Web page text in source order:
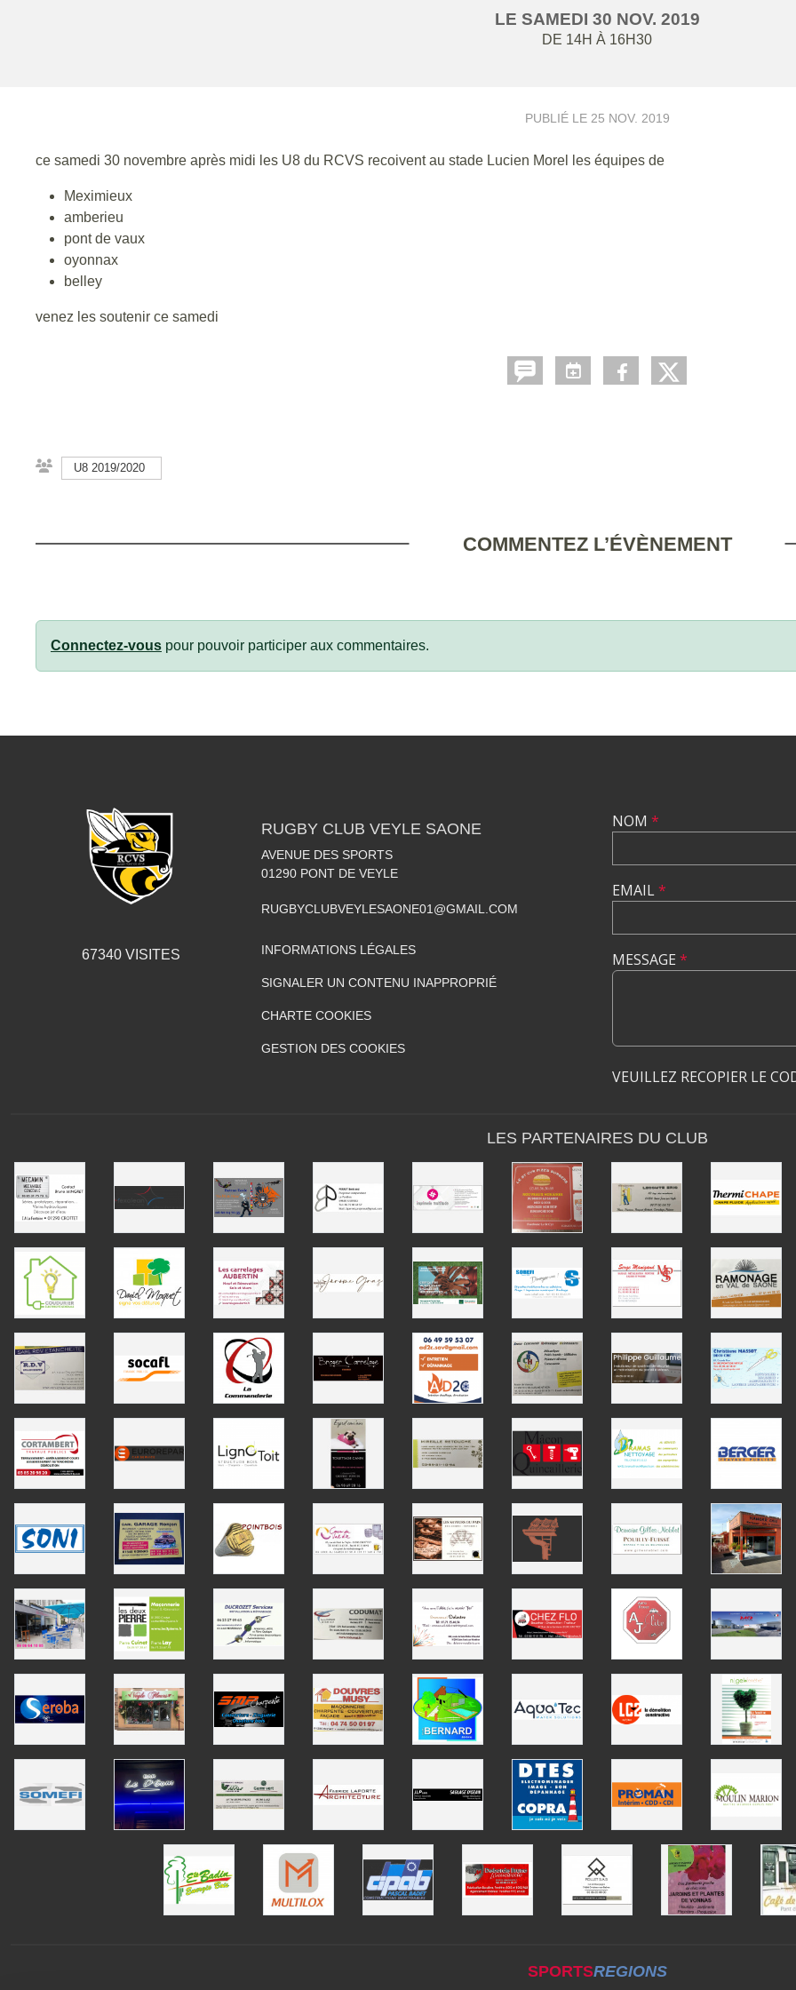
LE SAMEDI 30 NOV. 2019
DE 14H À 16H30
PUBLIÉ LE 25 NOV. 2019
ce samedi 30 novembre après midi les U8 du RCVS recoivent au stade Lucien Morel les équipes de
Meximieux
amberieu
pont de vaux
oyonnax
belley
venez les soutenir ce samedi
U8 2019/2020
COMMENTEZ L’ÉVÈNEMENT
Connectez-vous pour pouvoir participer aux commentaires.
67340VISITES
RUGBY CLUB VEYLE SAONE
AVENUE DES SPORTS
01290 PONT DE VEYLE
RUGBYCLUBVEYLESAONE01@GMAIL.COM
INFORMATIONS LÉGALES
SIGNALER UN CONTENU INAPPROPRIÉ
CHARTE COOKIES
GESTION DES COOKIES
NOM *
EMAIL*
MESSAGE *
VEUILLEZ RECOPIER LE
LES PARTENAIRES DU CLUB
SPORTSREGIONS